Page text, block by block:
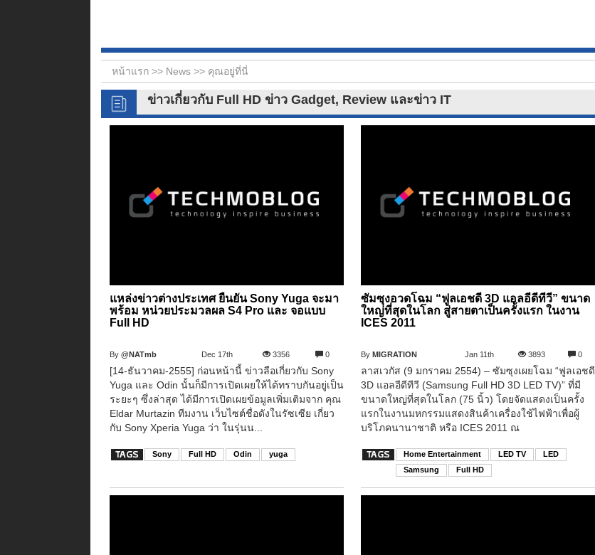
หน้าแรก >> News >> คุณอยู่ที่นี่
ข่าวเกี่ยวกับ Full HD ข่าว Gadget, Review และข่าว IT
แหล่งข่าวต่างประเทศ ยืนยัน Sony Yuga จะมา
พร้อม หน่วยประมวลผล S4 Pro และ จอแบบ
Full HD
By@NATmb Dec 17th 3356 0
[14-ธันวาคม-2555] ก่อนหน้านี้ ข่าวลือเกี่ยวกับ Sony
Yuga และ Odin นั้นก็มีการเปิดเผยให้ได้ทราบกันอยู่เป็น
ระยะๆ ซึ่งล่าสุด ได้มีการเปิดเผยข้อมูลเพิ่มเติมจาก คุณ
Eldar Murtazin ทีมงาน เว็บไซต์ชื่อดังในรัซเซีย เกี่ยว
กับ Sony Xperia Yuga ว่า ในรุ่นน...
Sony Full HD Odin yuga
ซัมซุงอวดโฉม “ฟูลเอชดี 3D แอลอีดีทีวี” ขนาด
ใหญ่ที่สุดในโลก สู่สายตาเป็นครั้งแรก ในงาน
ICES 2011
ByMIGRATION Jan 11th 3893 0
ลาสเวกัส (9 มกราคม 2554) – ซัมซุงเผยโฉม “ฟูลเอชดี
3D แอลอีดีทีวี (Samsung Full HD 3D LED TV)” ที่มี
ขนาดใหญ่ที่สุดในโลก (75 นิ้ว) โดยจัดแสดงเป็นครั้ง
แรกในงานมหกรรมแสดงสินค้าเครื่องใช้ไฟฟ้าเพื่อผู้
บริโภคนานาชาติ หรือ ICES 2011 ณ
Home Entertainment LED TV
LED
Samsung
Full HD